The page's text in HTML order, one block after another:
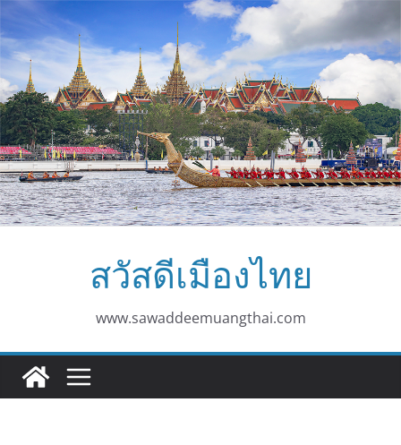
Skip
to
content
สวัสดีเมืองไทย
www.sawaddeemuangthai.com